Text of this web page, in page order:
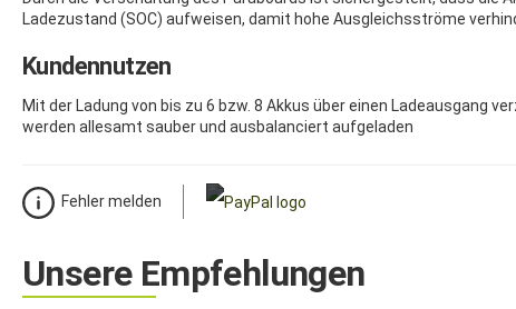
Ladezustand (SOC) aufweisen, damit hohe Ausgleichsströme
Kundennutzen
Mit der Ladung von bis zu 6 bzw. 8 Akkus über einen Ladeausgang
werden allesamt sauber und ausbalanciert aufgeladen
Fehler melden
Unsere Empfehlungen